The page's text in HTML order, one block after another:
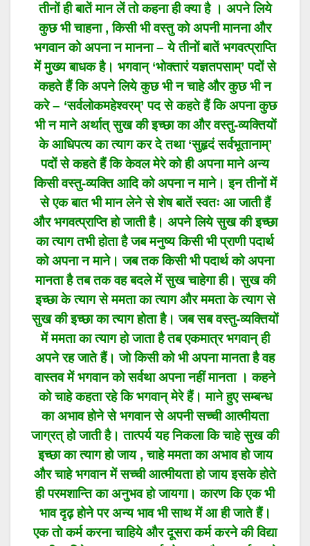
तीनों ही बातें मान लें तो कहना ही क्या है । अपने लिये
कुछ भी चाहना , किसी भी वस्तु को अपनी मानना और
भगवान को अपना न मानना – ये तीनों बातें भगवत्प्राप्ति
में मुख्य बाधक है। भगवान् ‘भोक्तारं यज्ञतपसाम्’ पदों से
कहते हैं कि अपने लिये कुछ भी न चाहे और कुछ भी न
करे – ‘सर्वलोकमहेश्वरम्’ पद से कहते हैं कि अपना कुछ
भी न माने अर्थात् सुख की इच्छा का और वस्तु-व्यक्तियों
के आधिपत्य का त्याग कर दे तथा ‘सुहृदं सर्वभूतानाम्’
पदों से कहते हैं कि केवल मेरे को ही अपना माने अन्य
किसी वस्तु-व्यक्ति आदि को अपना न माने। इन तीनों में
से एक बात भी मान लेने से शेष बातें स्वतः आ जाती हैं
और भगवत्प्राप्ति हो जाती है। अपने लिये सुख की इच्छा
का त्याग तभी होता है जब मनुष्य किसी भी प्राणी पदार्थ
को अपना न माने। जब तक किसी भी पदार्थ को अपना
मानता है तब तक वह बदले में सुख चाहेगा ही। सुख की
इच्छा के त्याग से ममता का त्याग और ममता के त्याग से
सुख की इच्छा का त्याग होता है। जब सब वस्तु-व्यक्तियों
में ममता का त्याग हो जाता है तब एकमात्र भगवान् ही
अपने रह जाते हैं। जो किसी को भी अपना मानता है वह
वास्तव में भगवान को सर्वथा अपना नहीं मानता । कहने
को चाहे कहता रहे कि भगवान् मेरे हैं। माने हुए सम्बन्ध
का अभाव होने से भगवान से अपनी सच्ची आत्मीयता
जाग्रत् हो जाती है। तात्पर्य यह निकला कि चाहे सुख की
इच्छा का त्याग हो जाय , चाहे ममता का अभाव हो जाय
और चाहे भगवान में सच्ची आत्मीयता हो जाय इसके होते
ही परमशान्ति का अनुभव हो जायगा। कारण कि एक भी
भाव दृढ़ होने पर अन्य भाव भी साथ में आ ही जाते हैं।
एक तो कर्म करना चाहिये और दूसरा कर्म करने की विद्या